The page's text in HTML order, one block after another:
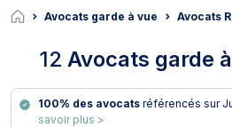
Avocats garde à vue Avocats
12 Avocats garde
100% des avocatsréférencés sur
savoir plus >